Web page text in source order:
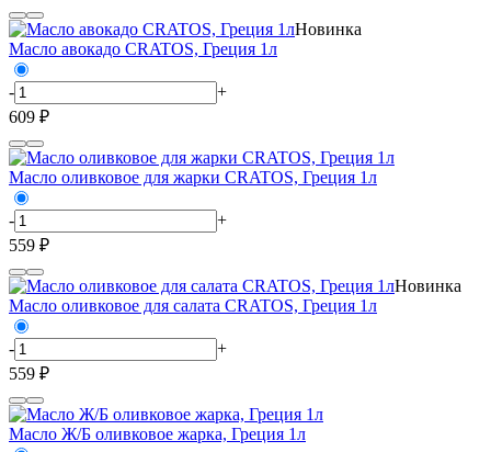
Новинка
Масло авокадо CRATOS, Греция 1л
-
+
609 ₽
Масло оливковое для жарки CRATOS, Греция 1л
-
+
559 ₽
Новинка
Масло оливковое для салата CRATOS, Греция 1л
-
+
559 ₽
Масло Ж/Б оливковое жарка, Греция 1л